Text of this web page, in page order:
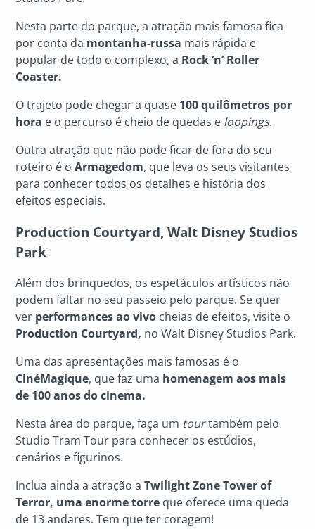
Nesta parte do parque, a atração mais famosa fica
por conta da montanha-russa mais rápida e
popular de todo o complexo, a Rock ’n’ Roller
Coaster.
O trajeto pode chegar a quase 100 quilômetros por
hora e o percurso é cheio de quedas e loopings.
Outra atração que não pode ficar de fora do seu
roteiro é oArmagedom, que leva os seus visitantes
para conhecer todos os detalhes e história dos
efeitos especiais.
Production Courtyard, Walt Disney Studios
Park
Além dos brinquedos, os espetáculos artísticos não
podem faltar no seu passeio pelo parque. Se quer
ver performances ao vivo cheias de efeitos, visite o
Production Courtyard, no Walt Disney Studios Park.
Uma das apresentações mais famosas é o
CinéMagique, que faz uma homenagem aos mais
de 100 anos do cinema.
Nesta área do parque, faça um tourtambém pelo
Studio Tram Tour para conhecer os estúdios,
cenários e figurinos.
Inclua ainda a atração aTwilight Zone Tower of
Terror, uma enorme torre que oferece uma queda
de 13 andares. Tem que ter coragem!